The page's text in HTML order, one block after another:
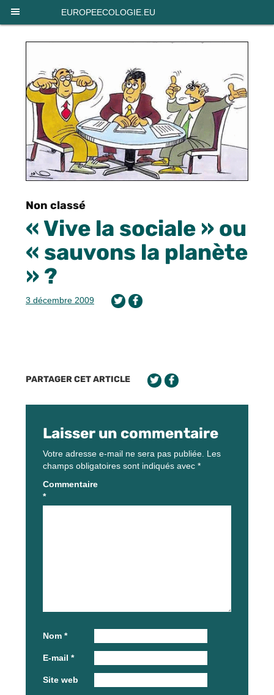
EUROPEECOLOGIE.EU
Non classé
« Vive la sociale » ou
« sauvons la planète
» ?
3 décembre 2009
PARTAGER CET ARTICLE
Laisser un commentaire
Votre adresse e-mail ne sera pas publiée. Les
champs obligatoires sont indiqués avec *
Commentaire
*
Nom *
E-mail *
Site web